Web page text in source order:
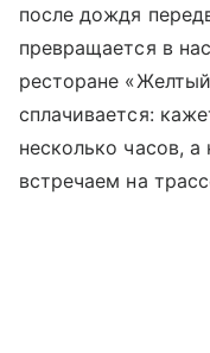
после дождя
превращается в
ресторане
сплачивается:
несколько часов,
встречаем на